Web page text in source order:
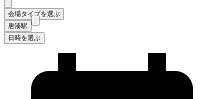
会場タイプを選ぶ
唐湊駅
日時を選ぶ